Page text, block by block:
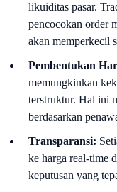
likuiditas pasar.
pencocokan order
akan memperkecil
Pembentukan
memungkinkan
terstruktur. Hal ini
berdasarkan
Transparansi:
ke harga real-time
keputusan yang